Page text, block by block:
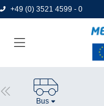
Direkt
zum
+49 (0) 3521 4599 - 0
Bus